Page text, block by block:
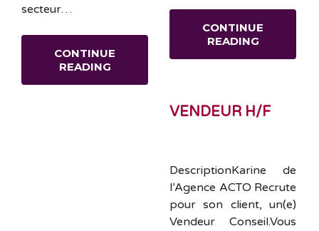
secteur…
CONTINUE
READING
CONTINUE
READING
VENDEUR H/F
DescriptionKarine de
l’Agence ACTO Recrute
pour son client, un(e)
Vendeur Conseil.Vous